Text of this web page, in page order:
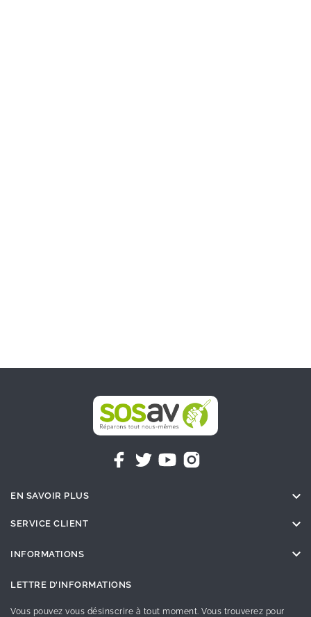
EN SAVOIR PLUS 
SERVICE CLIENT 
INFORMATIONS 
LETTRE D'INFORMATIONS
Vous pouvez vous désinscrire à tout moment. Vous trouverez pour